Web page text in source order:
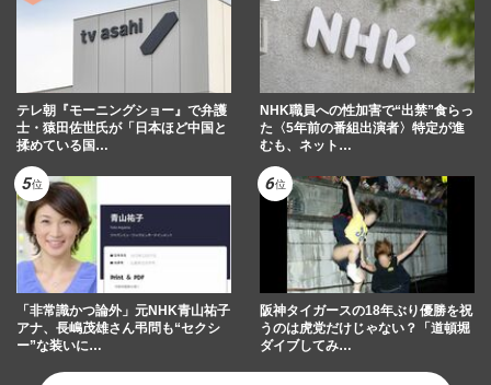
テレ朝『モーニングショー』で弁護
士・猿田佐世氏が「日本ほど中国と
揉めている国…
NHK職員への性加害で“出禁”食らっ
た〈5年前の番組出演者〉特定が進
むも、ネット…
「非常識かつ論外」元NHK青山祐子
アナ、長嶋茂雄さん弔問も“セクシ
ー”な装いに…
阪神タイガースの18年ぶり優勝を祝
うのは虎党だけじゃない？「道頓堀
ダイブしてみ…